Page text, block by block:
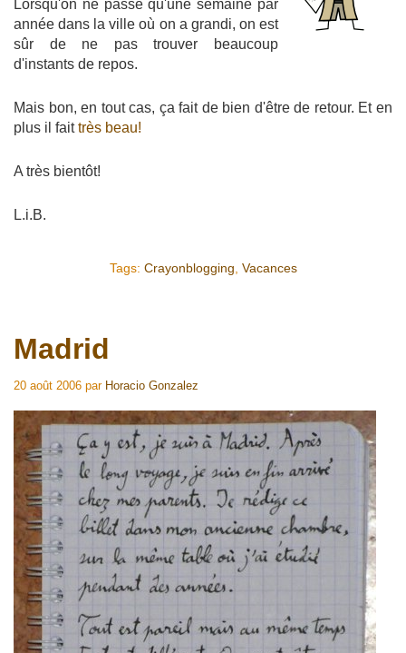
Lorsqu'on ne passe qu'une semaine par
année dans la ville où on a grandi, on est
sûr de ne pas trouver beaucoup
d'instants de repos.
Mais bon, en tout cas, ça fait de bien d'être de retour. Et en
plus il faittrès beau!
A très bientôt!
L.i.B.
Tags: Crayonblogging Vacances
Madrid
20 août 2006 par Horacio Gonzalez